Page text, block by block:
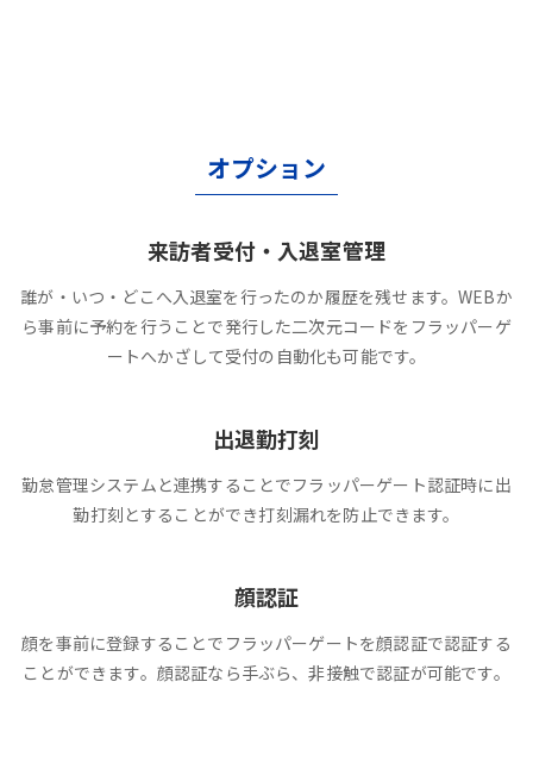
オプション
来訪者受付・入退室管理
誰が・いつ・どこへ入退室を行ったのか履歴を残せます。WEBか
ら事前に予約を行うことで発行した二次元コードをフラッパーゲ
ートへかざして受付の自動化も可能です。
出退勤打刻
勤怠管理システムと連携することでフラッパーゲート認証時に出
勤打刻とすることができ打刻漏れを防止できます。
顔認証
顔を事前に登録することでフラッパーゲートを顔認証で認証する
ことができます。顔認証なら手ぶら、非接触で認証が可能です。